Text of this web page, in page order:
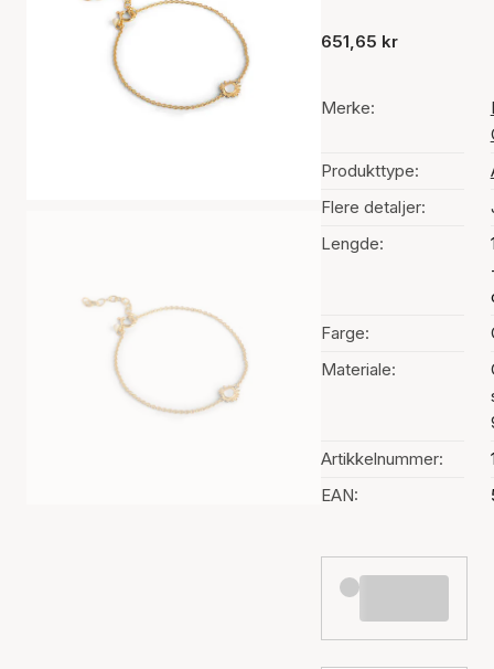
651,65 kr
Merke:
Produkttype:
Flere detaljer:
Lengde:
Farge:
Materiale:
Artikkelnummer:
EAN: